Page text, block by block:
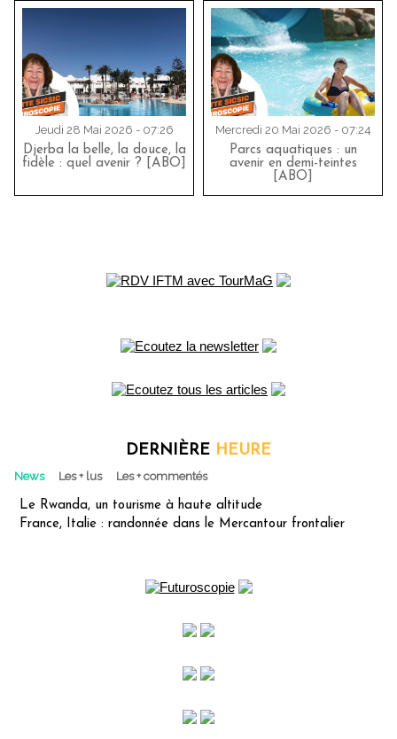
Jeudi 28 Mai 2026 - 07:26
Djerba la belle, la douce, la
fidèle : quel avenir ? [ABO]
Mercredi 20 Mai 2026 - 07:24
Parcs aquatiques : un
avenir en demi-teintes
[ABO]
DERNIÈRE HEURE
News Les + lus Les + commentés
Le Rwanda, un tourisme à haute altitude
France, Italie : randonnée dans le Mercantour frontalier